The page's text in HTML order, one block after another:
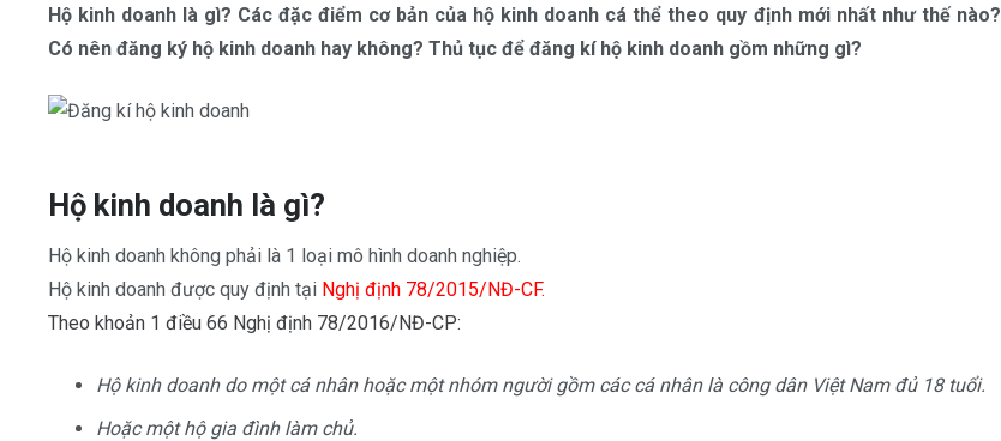
Hộ kinh doanh là gì? Các đặc điểm cơ bản của hộ kinh doanh cá thể theo quy định mới nhất như thế nào?
Có nên đăng ký hộ kinh doanh hay không? Thủ tục để đăng kí hộ kinh doanh gồm những gì?
Hộ kinh doanh là gì?
Hộ kinh doanh không phải là 1 loại mô hình doanh nghiệp.
Hộ kinh doanh được quy định tại Nghị định 78/2015/NĐ-CF.
Theo khoản 1 điều 66 Nghị định 78/2016/NĐ-CP:
Hộ kinh doanh do một cá nhân hoặc một nhóm người gồm các cá nhân là công dân Việt Nam đủ 18 tuổi.
Hoặc một hộ gia đình làm chủ.